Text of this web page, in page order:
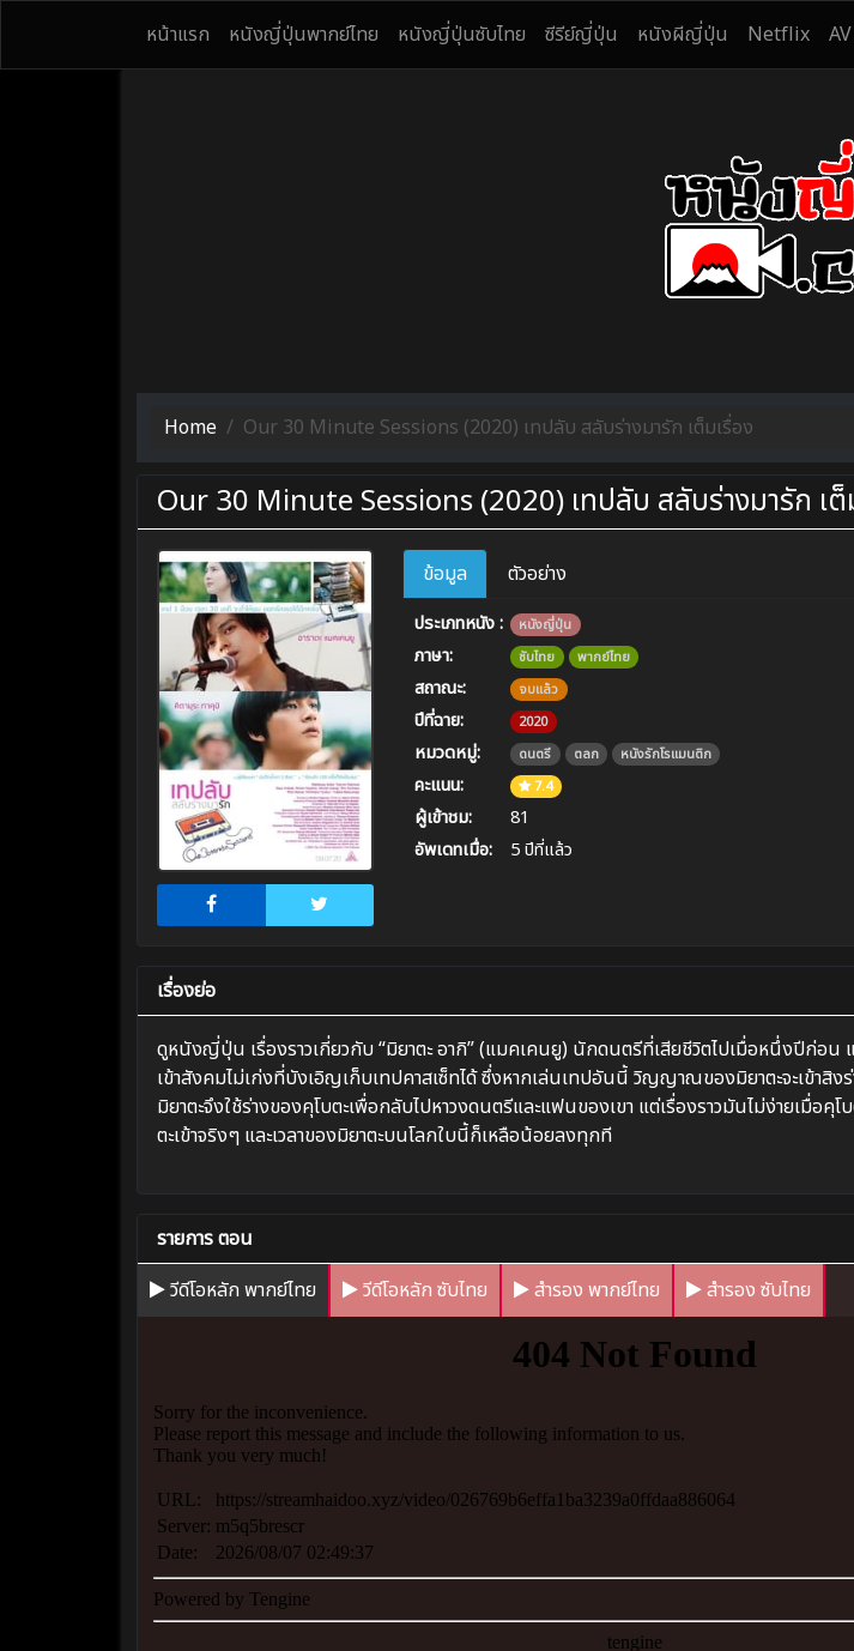
หน้าแรก หนังญี่ปุ่นพากย์ไทย หนังญี่ปุ่นซับไทย ซีรีย์ญี่ปุ่น หนังผีญี่ปุ่น Netflix
Home Our 30 Minute Sessions (2020) เทปลับ สลับร่างมารัก เต็มเรื่อง
Our 30 Minute Sessions (2020) เทปลับ สลับร่างมารัก เต็
ข้อมูล ตัวอย่าง
ประเภทหนัง : หนังญี่ปุ่น
ภาษา: ซับไทย พากย์ไทย
สถาณะ: จบแล้ว
ปีที่ฉาย: 2020
หมวดหมู่: ดนตรี ตลก หนังรักโรแมนติก
คะแนน: 7.4
ผู้เข้าชม:
81
อัพเดทเมื่อ:
5 ปีที่แล้ว
เรื่องย่อ
ดูหนังญี่ปุ่น เรื่องราวเกี่ยวกับ “มิยาตะ อากิ” (แมคเคนยู) นักดนตรีที่เสียชีวิตไปเมื่อหนึ่งปีก่อน
เข้าสังคมไม่เก่งที่บังเอิญเก็บเทปคาสเซ็ทได้ ซึ่งหากเล่นเทปอันนี้ วิญญาณของมิยาตะจะเข้าสิงร่
มิยาตะจึงใช้ร่างของคุโบตะเพื่อกลับไปหาวงดนตรีและแฟนของเขา แต่เรื่องราวมันไม่ง่ายเมื่อคุ
ตะเข้าจริงๆ และเวลาของมิยาตะบนโลกใบนี้ก็เหลือน้อยลงทุกที
รายการ ตอน
วีดีโอหลัก พากย์ไทย
วีดีโอหลัก ซับไทย สำรอง พากย์ไทย สำรอง ซับไทย